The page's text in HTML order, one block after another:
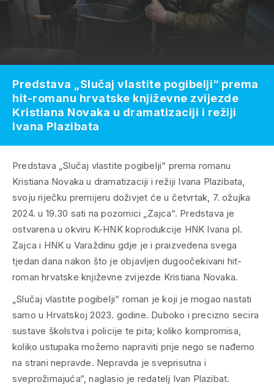
Predstava „Slučaj vlastite pogibelji“ prema romanu
Kristiana Novaka u dramatizaciji i režiji Ivana Plazibata,
svoju riječku premijeru doživjet će u četvrtak, 7. ožujka
2024. u 19.30 sati na pozornici „Zajca“. Predstava je
ostvarena u okviru K-HNK koprodukcije HNK Ivana pl.
Zajca i HNK u Varaždinu gdje je i praizvedena svega
tjedan dana nakon što je objavljen dugoočekivani hit-
roman hrvatske književne zvijezde Kristiana Novaka.
Slučaj vlastite pogibelji“ roman je koji je mogao nastati
samo u Hrvatskoj 2023. godine. Duboko i precizno secira
sustave školstva i policije te pita; koliko kompromisa,
koliko ustupaka možemo napraviti prije nego se nađemo
na strani nepravde. Nepravda je sveprisutna i
sveprožimajuća“, naglasio je redatelj Ivan Plazibat.
Predstava „Slučaj vlastite pogibelji“ prema
hit-romanu hrvatske književne zvijezde
Kristiana Novaka u dramatizaciji i režiji
Ivana Plazibata